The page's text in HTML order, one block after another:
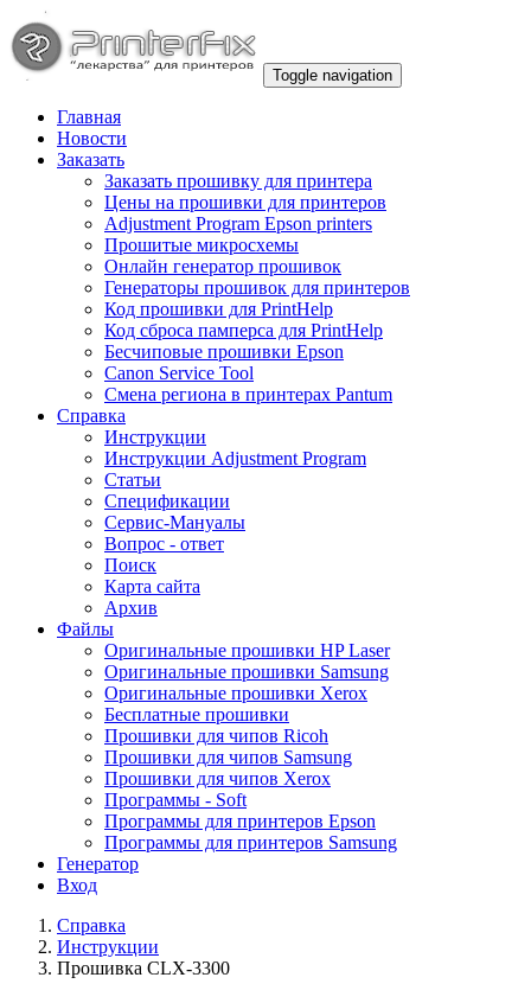
Toggle navigation
Главная
Новости
Заказать
Заказать прошивку для принтера
Цены на прошивки для принтеров
Adjustment Program Epson printers
Прошитые микросхемы
Онлайн генератор прошивок
Генераторы прошивок для принтеров
Код прошивки для PrintHelp
Код сброса памперса для PrintHelp
Беcчиповые прошивки Epson
Canon Service Tool
Смена региона в принтерах Pantum
Справка
Инструкции
Инструкции Adjustment Program
Статьи
Спецификации
Сервис-Мануалы
Вопрос - ответ
Поиск
Карта сайта
Архив
Файлы
Оригинальные прошивки HP Laser
Оригинальные прошивки Samsung
Оригинальные прошивки Xerox
Бесплатные прошивки
Прошивки для чипов Ricoh
Прошивки для чипов Samsung
Прошивки для чипов Xerox
Программы - Soft
Программы для принтеров Epson
Программы для принтеров Samsung
Генератор
Вход
Справка
Инструкции
Прошивка CLX-3300